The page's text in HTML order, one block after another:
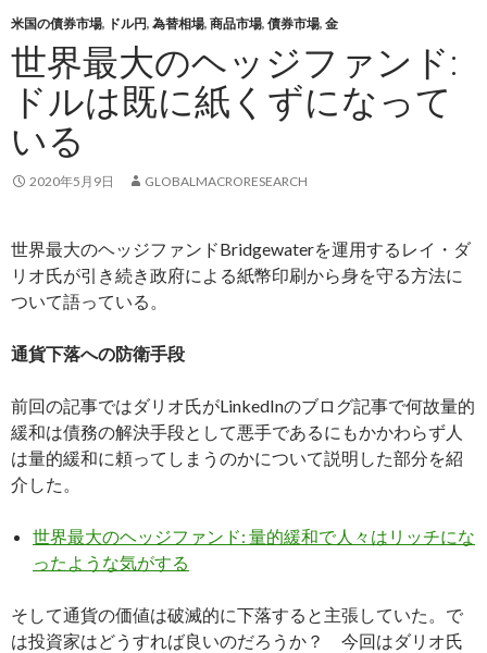
米国の債券市場, ドル円, 為替相場, 商品市場, 債券市場, 金
世界最大のヘッジファンド:
ドルは既に紙くずになって
いる
2020年5月9日 GLOBALMACRORESEARCH
世界最大のヘッジファンドBridgewaterを運用するレイ・ダ
リオ氏が引き続き政府による紙幣印刷から身を守る方法に
ついて語っている。
通貨下落への防衛手段
前回の記事ではダリオ氏がLinkedInのブログ記事で何故量的
緩和は債務の解決手段として悪手であるにもかかわらず人
は量的緩和に頼ってしまうのかについて説明した部分を紹
介した。
世界最大のヘッジファンド: 量的緩和で人々はリッチにな
ったような気がする
そして通貨の価値は破滅的に下落すると主張していた。で
は投資家はどうすれば良いのだろうか？ 今回はダリオ氏